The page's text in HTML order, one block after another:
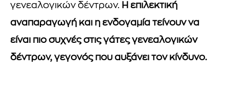
γενεαλογικών δέντρων. Η επιλεκτική
αναπαραγωγή και η ενδογαμία τείνουν να
είναι πιο συχνές στις γάτες γενεαλογικών
δέντρων, γεγονός που αυξάνει τον κίνδυνο.